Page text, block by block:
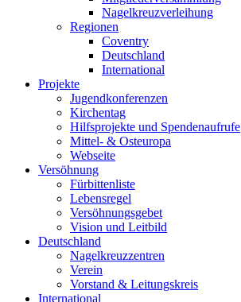
Nagelkreuzverleihung
Regionen
Coventry
Deutschland
International
Projekte
Jugendkonferenzen
Kirchentag
Hilfsprojekte und Spendenaufrufe
Mittel- & Osteuropa
Webseite
Versöhnung
Fürbittenliste
Lebensregel
Versöhnungsgebet
Vision und Leitbild
Deutschland
Nagelkreuzzentren
Verein
Vorstand & Leitungskreis
International